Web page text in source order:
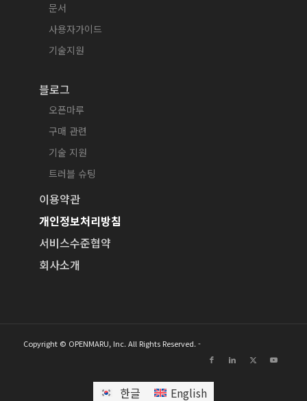
문서
사용자가이드
기술지원
블로그
오픈마루
구매 관련
기술 지원
트러블 슈팅
이용약관
개인정보처리방침
서비스수준협약
회사소개
Copyright © OPENMARU, Inc. All Rights Reserved. -
한글 English